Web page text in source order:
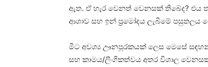
ඇත. ඒ හැර වෙනත් වෙනසක් තිබේද? එය
ආශාව සහ ඉන් ප්‍රමෝදය ලැබීමේ පසුතලය
මීට අවශ්‍ය ඌනපූරකයක් ලෙස මෙසේ
සහ කාමය/ලිංගිකත්වය අතර විශාල